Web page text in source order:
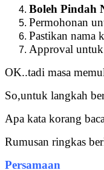
Boleh Pindah
Permohonan
Pastikan nama
Approval
OK..tadi masa
So,untuk langkah
Apa kata korang
Rumusan ringkas
Persamaan